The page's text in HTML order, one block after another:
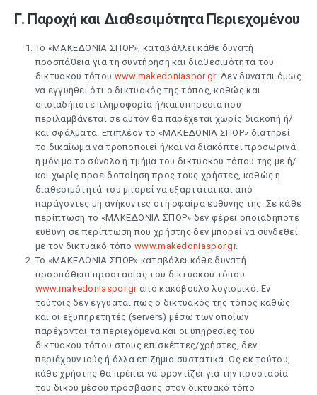
Γ. Παροχή και Διαθεσιμότητα Περιεχομένου
Το «ΜΑΚΕΔΟΝΙΑ ΣΠΟΡ», καταβάλλει κάθε δυνατή
προσπάθεια για τη συντήρηση και διαθεσιμότητα του
δικτυακού τόπου www.makedoniaspor.gr. Δεν δύναται όμως
να εγγυηθεί ότι ο δικτυακός της τόπος, καθώς και
οποιαδήποτε πληροφορία ή/και υπηρεσία που
περιλαμβάνεται σε αυτόν θα παρέχεται χωρίς διακοπή ή/
και σφάλματα. Επιπλέον το «ΜΑΚΕΔΟΝΙΑ ΣΠΟΡ» διατηρεί
το δικαίωμα να τροποποιεί ή/και να διακόπτει προσωρινά
ή μόνιμα το σύνολο ή τμήμα του δικτυακού τόπου της με ή/
και χωρίς προειδοποίηση προς τους χρήστες, καθώς η
διαθεσιμότητά του μπορεί να εξαρτάται και από
παράγοντες μη ανήκοντες στη σφαίρα ευθύνης της. Σε κάθε
περίπτωση το «ΜΑΚΕΔΟΝΙΑ ΣΠΟΡ» δεν φέρει οποιαδήποτε
ευθύνη σε περίπτωση που χρήστης δεν μπορεί να συνδεθεί
με τον δικτυακό τόποwww.makedoniaspor.gr.
Το «ΜΑΚΕΔΟΝΙΑ ΣΠΟΡ» καταβάλει κάθε δυνατή
προσπάθεια προστασίας του δικτυακού τόπου
www.makedoniaspor.grαπό κακόβουλο λογισμικό. Εν
τούτοις δεν εγγυάται πως ο δικτυακός της τόπος καθώς
και οι εξυπηρετητές (servers) μέσω των οποίων
παρέχονται τα περιεχόμενα και οι υπηρεσίες του
δικτυακού τόπου στους επισκέπτες/χρήστες, δεν
περιέχουν ιούς ή άλλα επιζήμια συστατικά. Ως εκ τούτου,
κάθε χρήστης θα πρέπει να φροντίζει για την προστασία
του δικού μέσου πρόσβασης στον δικτυακό τόπο